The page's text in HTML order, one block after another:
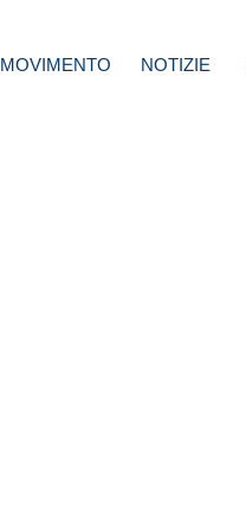
MOVIMENTO NOTIZIE